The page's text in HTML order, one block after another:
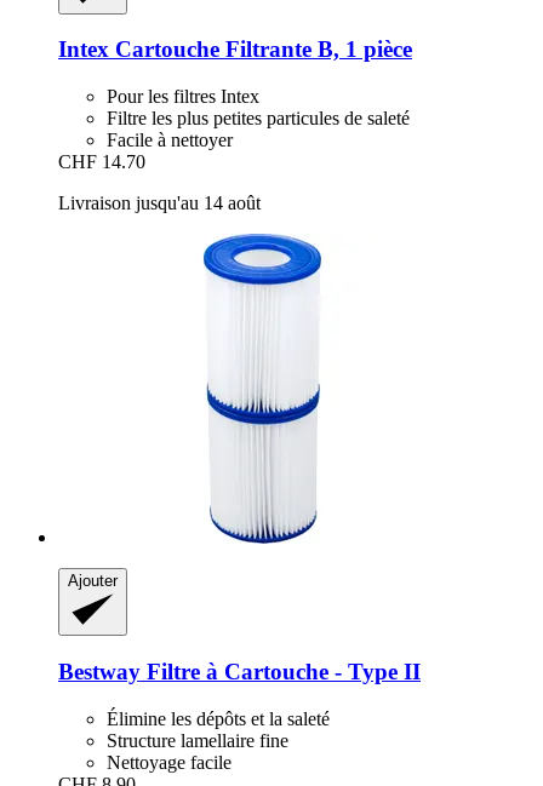
Intex Cartouche Filtrante B, 1 pièce
Pour les filtres Intex
Filtre les plus petites particules de saleté
Facile à nettoyer
CHF 14.70
Livraison jusqu'au 14 août
Ajouter
Bestway Filtre à Cartouche -​ Type II
Élimine les dépôts et la saleté
Structure lamellaire fine
Nettoyage facile